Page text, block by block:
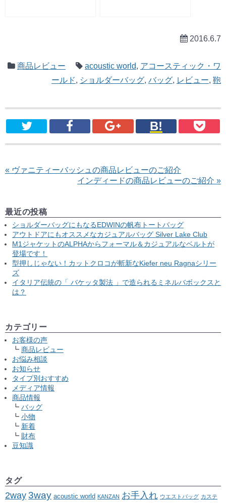
2016.6.7
商品レビュー acoustic world, アコースティック・ワ
ールド, ショルダーバッグ, バッグ, レビュー, 鞄
B!
« ヴァニティーバッシュの商品レビューのご紹介
インディードの商品レビューのご紹介 »
最近の投稿
ショルダーバッグにもなるEDWINの帆布トートバッグ
アウトドアにもオススメなカジュアルバッグ Silver Lake Club
M1ジャケットのALPHAからフォーマル＆カジュアルなベルトが
登場です！
型押しじゃない！カットクロコが斬新なKiefer neu Ragnaシリー
ズ
イタリア伝統の「 バケッタ製法 」で造られるミネルバボックスと
は？
カテゴリー
お客様の声
商品レビュー
お悩み相談
お知らせ
タイプ別おすすめ
メディア情報
商品情報
バッグ
小物
新着
財布
豆知識
タグ
2way3way acoustic world KANZAN お手入れ ウエストバッグ カステ